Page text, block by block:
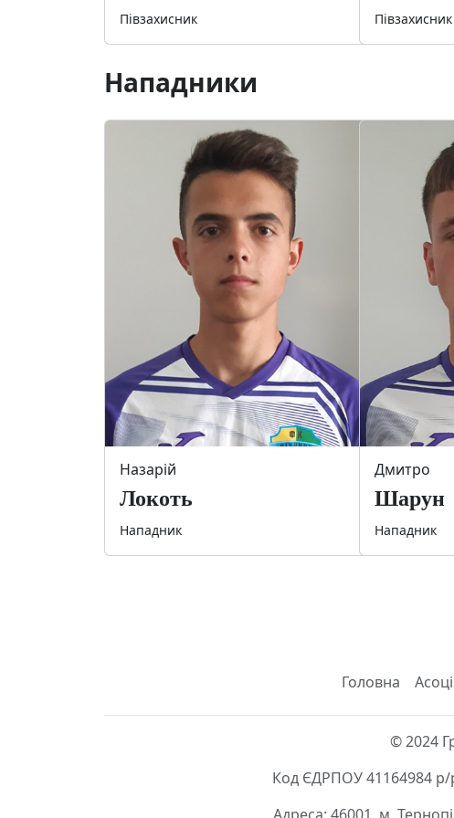
Півзахисник Півзахисник
Нападники
Назарій
Локоть
Нападник
Дмитро
Шарун
Нападник
Головна
© 2024
Код ЄДРПОУ 41164984 р/